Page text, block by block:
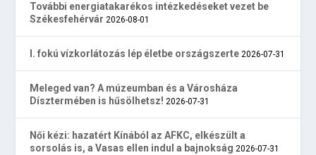
További energiatakarékos intézkedéseket vezet be
Székesfehérvár 2026-08-01
I. fokú vízkorlátozás lép életbe országszerte 2026-07-31
Meleged van? A múzeumban és a Városháza
Dísztermében is hűsölhetsz! 2026-07-31
Női kézi: hazatért Kínából az AFKC, elkészült a
sorsolás is, a Vasas ellen indul a bajnokság 2026-07-31